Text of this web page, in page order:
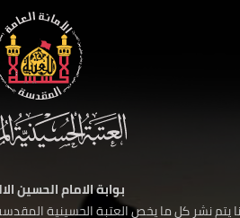
بوابة الامام الحسين
يتم نشر كل ما يخص العتبة الحسينية